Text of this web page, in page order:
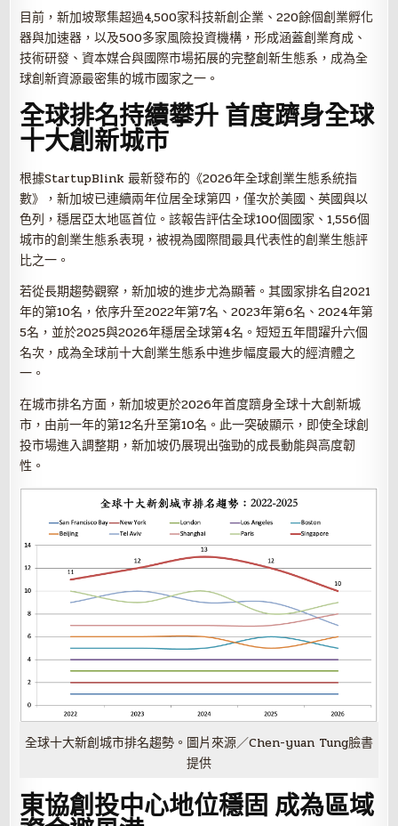
目前，新加坡聚集超過4,500家科技新創企業、220餘個創業孵化
器與加速器，以及500多家風險投資機構，形成涵蓋創業育成、
技術研發、資本媒合與國際市場拓展的完整創新生態系，成為全
球創新資源最密集的城市國家之一。
全球排名持續攀升 首度躋身全球
十大創新城市
根據StartupBlink 最新發布的《2026年全球創業生態系統指
數》，新加坡已連續兩年位居全球第四，僅次於美國、英國與以
色列，穩居亞太地區首位。該報告評估全球100個國家、1,556個
城市的創業生態系表現，被視為國際間最具代表性的創業生態評
比之一。
若從長期趨勢觀察，新加坡的進步尤為顯著。其國家排名自2021
年的第10名，依序升至2022年第7名、2023年第6名、2024年第
5名，並於2025與2026年穩居全球第4名。短短五年間躍升六個
名次，成為全球前十大創業生態系中進步幅度最大的經濟體之
一。
在城市排名方面，新加坡更於2026年首度躋身全球十大創新城
市，由前一年的第12名升至第10名。此一突破顯示，即使全球創
投市場進入調整期，新加坡仍展現出強勁的成長動能與高度韌
性。
全球十大新創城市排名趨勢。圖片來源／Chen-yuan Tung臉書
提供
東協創投中心地位穩固 成為區域